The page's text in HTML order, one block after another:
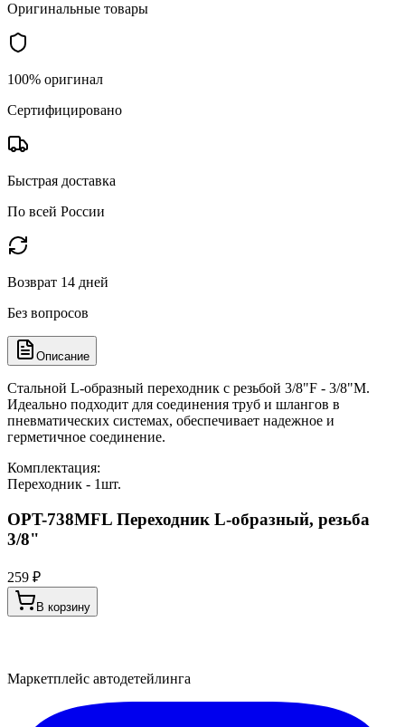
Оригинальные товары
100% оригинал
Сертифицировано
Быстрая доставка
По всей России
Возврат 14 дней
Без вопросов
Описание
Стальной L-образный переходник с резьбой 3/8"F - 3/8"M.
Идеально подходит для соединения труб и шлангов в
пневматических системах, обеспечивает надежное и
герметичное соединение.
Комплектация:
Переходник - 1шт.
OPT-738MFL Переходник L-образный, резьба
3/8"
259 ₽
В корзину
Маркетплейс автодетейлинга